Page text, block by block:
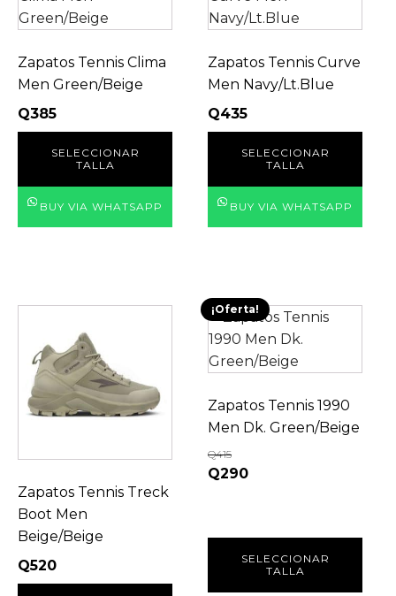
Zapatos Tennis Clima
Men Green/Beige
Q385
SELECCIONAR
TALLA
tiene
variantes.
Las
opciones
pueden
en
BUY VIA WHATSAPP
Zapatos Tennis Curve
Men Navy/Lt.Blue
Q435
SELECCIONAR
TALLA
tiene
variantes.
Las
opciones
pueden
en
BUY VIA WHATSAPP
Zapatos Tennis Treck
Boot Men
Beige/Beige
Q520
producto
tiene
múltiples
variantes.
pueden
elegir
en
la
página
¡Oferta!
Zapatos Tennis 1990
Men Dk. Green/Beige
Q415
Original
Q415.
Q290Current
Q290.
SELECCIONAR
TALLA
Este
producto
tiene
variantes.
Las
opciones
se
en